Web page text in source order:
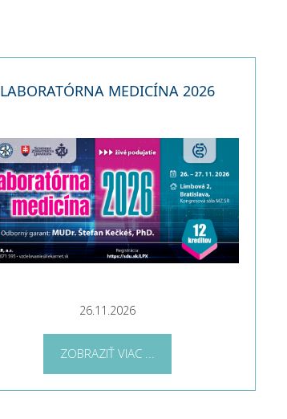
LABORATÓRNA MEDICÍNA 2026
26.11.2026
ZOBRAZIŤ VIAC ...